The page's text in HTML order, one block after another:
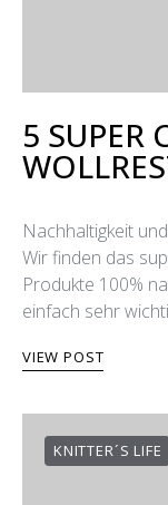
5 SUPER
Nachhaltigkeit
Wir finden das
Produkte 100%
einfach sehr
VIEW POST
KNITTER´S LIFE